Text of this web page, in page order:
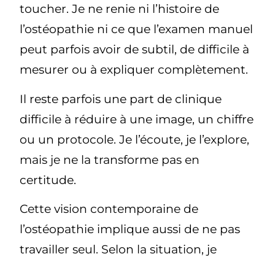
toucher. Je ne renie ni l’histoire de
l’ostéopathie ni ce que l’examen manuel
peut parfois avoir de subtil, de difficile à
mesurer ou à expliquer complètement.
Il reste parfois une part de clinique
difficile à réduire à une image, un chiffre
ou un protocole. Je l’écoute, je l’explore,
mais je ne la transforme pas en
certitude.
Cette vision contemporaine de
l’ostéopathie implique aussi de ne pas
travailler seul. Selon la situation, je